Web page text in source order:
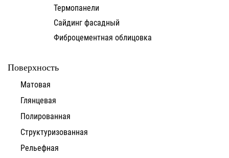
Термопанели
Сайдинг фасадный
Фиброцементная облицовка
Поверхность
Матовая
Глянцевая
Полированная
Структуризованная
Рельефная